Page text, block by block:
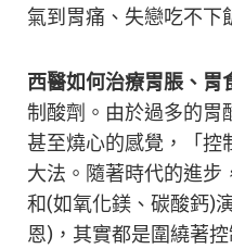
氣到胃痛、失戀吃不下
西醫如何治療胃脹、胃
制酸劑。由於過多的胃
甚至燒心的感覺，「控
大法。隨著時代的進步
和(如氧化鎂、碳酸鈣)
恩)，其實都是圍繞著